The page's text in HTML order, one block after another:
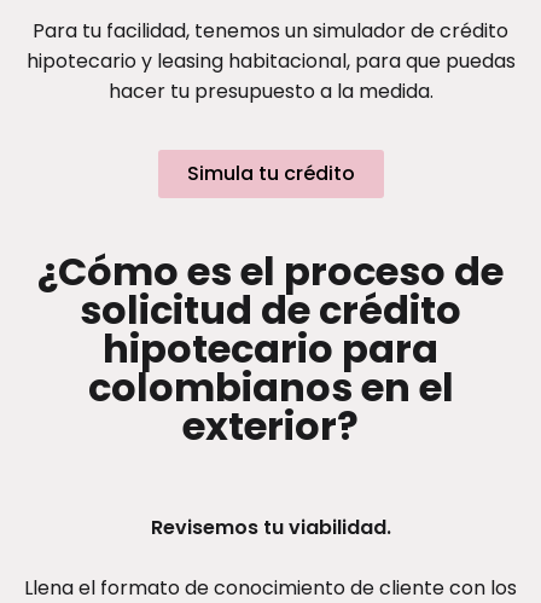
Para tu facilidad, tenemos un simulador de crédito
hipotecario y leasing habitacional, para que puedas
hacer tu presupuesto a la medida.
Simula tu crédito
¿Cómo es el proceso de
solicitud de crédito
hipotecario para
colombianos en el
exterior?
Revisemos tu viabilidad.
Llena el formato de conocimiento de cliente con los